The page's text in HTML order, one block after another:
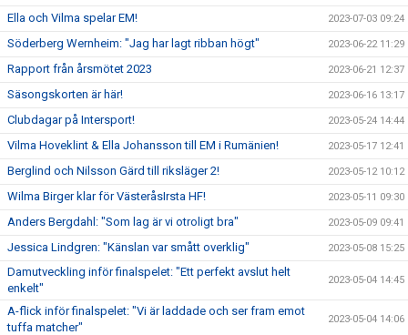
Ella och Vilma spelar EM! 2023-07-03 09:24
Söderberg Wernheim: "Jag har lagt ribban högt" 2023-06-22 11:29
Rapport från årsmötet 2023 2023-06-21 12:37
Säsongskorten är här! 2023-06-16 13:17
Clubdagar på Intersport! 2023-05-24 14:44
Vilma Hoveklint & Ella Johansson till EM i Rumänien! 2023-05-17 12:41
Berglind och Nilsson Gärd till riksläger 2! 2023-05-12 10:12
Wilma Birger klar för VästeråsIrsta HF! 2023-05-11 09:30
Anders Bergdahl: "Som lag är vi otroligt bra" 2023-05-09 09:41
Jessica Lindgren: "Känslan var smått overklig" 2023-05-08 15:25
Damutveckling inför finalspelet: "Ett perfekt avslut helt
enkelt"
2023-05-04 14:45
A-flick inför finalspelet: "Vi är laddade och ser fram emot
tuffa matcher"
2023-05-04 14:06